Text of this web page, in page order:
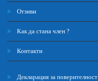
Отзиви
Как да стана член ?
Контакти
Декларация за поверителност